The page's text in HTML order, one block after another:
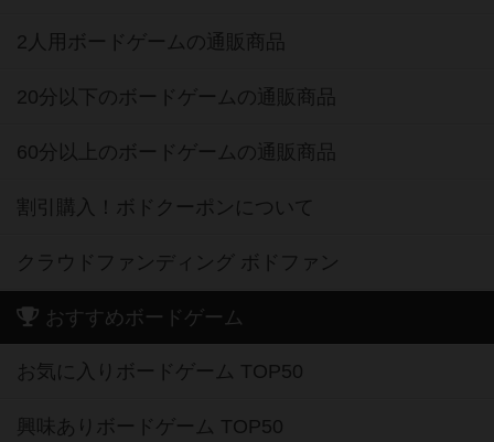
2人用ボードゲームの通販商品
20分以下のボードゲームの通販商品
60分以上のボードゲームの通販商品
割引購入！ボドクーポンについて
クラウドファンディング ボドファン
おすすめボードゲーム
お気に入りボードゲーム TOP50
興味ありボードゲーム TOP50